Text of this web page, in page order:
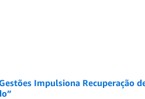
Impulsiona Recuperação